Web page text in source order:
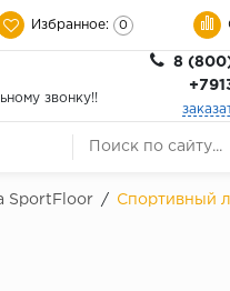
Избранное: 0
звонку!!
8
SportFloor /
Спортивный